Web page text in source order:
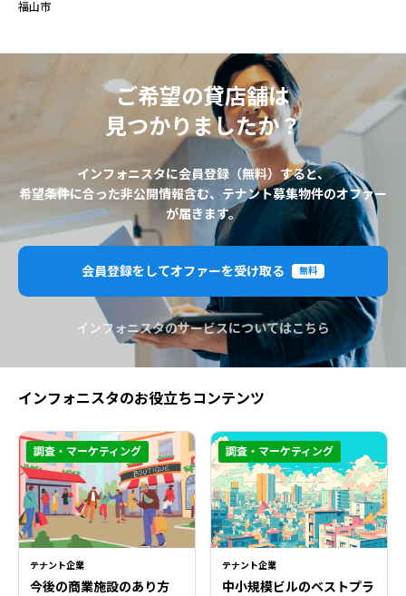
福山市
ご希望の貸店舗は
見つかりましたか？
インフォニスタに会員登録（無料）すると、
希望条件に合った非公開情報含む、テナント募集物件のオファー
が届きます。
会員登録をしてオファーを受け取る 無料
インフォニスタのサービスについてはこちら
インフォニスタのお役立ちコンテンツ
テナント企業
今後の商業施設のあり方
調査・マーケティング
テナント企業
中小規模ビルのベストプラ
調査・マーケティング